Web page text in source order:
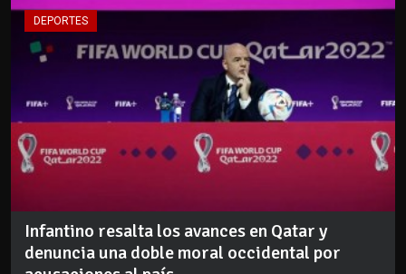
DEPORTES
Infantino resalta los avances en Qatar y
denuncia una doble moral occidental por